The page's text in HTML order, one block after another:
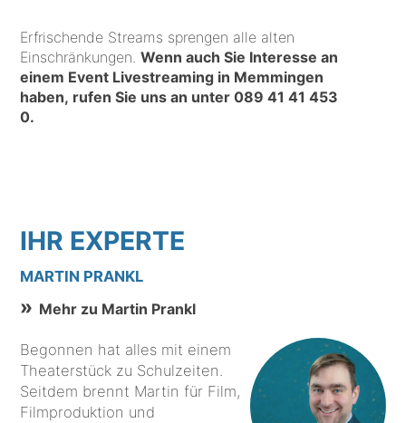
Erfrischende Streams sprengen alle alten
Einschränkungen.Wenn auch Sie Interesse an
einem Event Livestreaming in Memmingen
haben, rufen Sie uns an unter089 41 41 453
0.
IHR EXPERTE
MARTIN PRANKL
Mehr zu Martin Prankl
Begonnen hat alles mit einem
Theaterstück zu Schulzeiten.
Seitdem brennt Martin für Film,
Filmproduktion und